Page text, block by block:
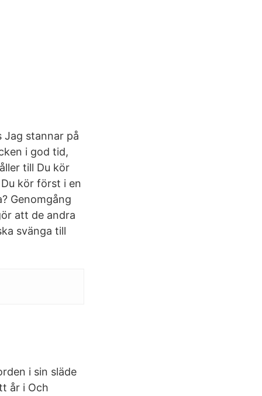
Jag stannar på
i god tid,
till Du kör
kör först i en
Genomgång
att de andra
svänga till
i sin släde
år i Och